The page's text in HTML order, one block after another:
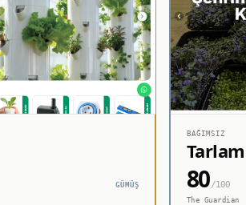
GÜMÜŞ
BAĞIMSIZ
Tarlam
80/100
The Guardian